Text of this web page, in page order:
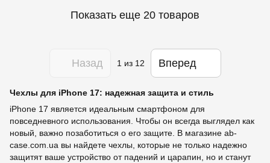
Показать еще 20 товаров
Назад 1из 12 Вперед
Чехлы для iPhone 17: надежная защита и стиль
iPhone 17 является идеальным смартфоном для
повседневного использования. Чтобы он всегда выглядел как
новый, важно позаботиться о его защите. В магазине ab-
case.com.ua вы найдете чехлы, которые не только надежно
защитят ваше устройство от падений и царапин, но и станут